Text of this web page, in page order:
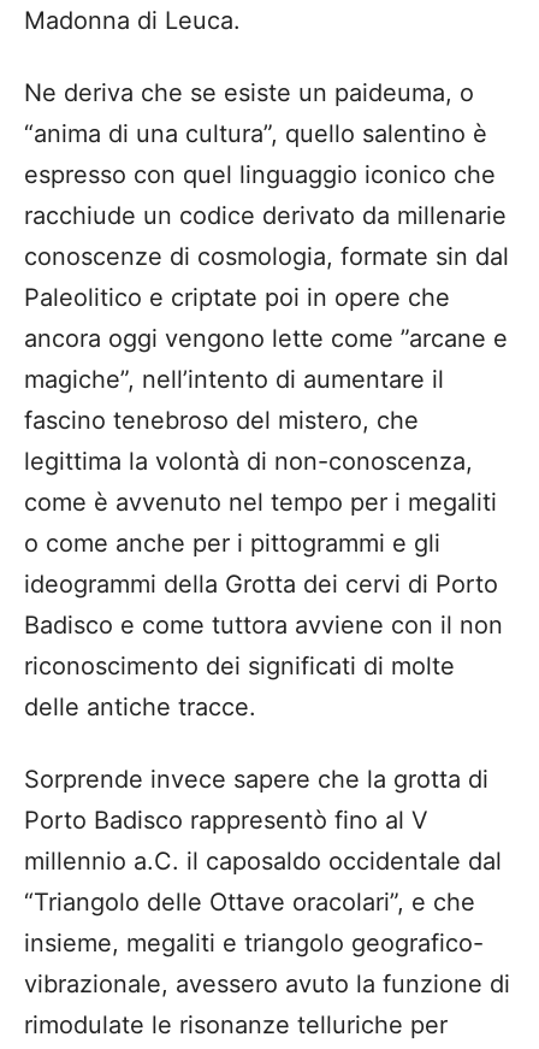
Madonna di Leuca.
Ne deriva che se esiste un paideuma, o
“anima di una cultura”, quello salentino è
espresso con quel linguaggio iconico che
racchiude un codice derivato da millenarie
conoscenze di cosmologia, formate sin dal
Paleolitico e criptate poi in opere che
ancora oggi vengono lette come ”arcane e
magiche”, nell’intento di aumentare il
fascino tenebroso del mistero, che
legittima la volontà di non-conoscenza,
come è avvenuto nel tempo per i megaliti
o come anche per i pittogrammi e gli
ideogrammi della Grotta dei cervi di Porto
Badisco e come tuttora avviene con il non
riconoscimento dei significati di molte
delle antiche tracce.
Sorprende invece sapere che la grotta di
Porto Badisco rappresentò fino al V
millennio a.C. il caposaldo occidentale dal
“Triangolo delle Ottave oracolari”, e che
insieme, megaliti e triangolo geografico-
vibrazionale, avessero avuto la funzione di
rimodulate le risonanze telluriche per